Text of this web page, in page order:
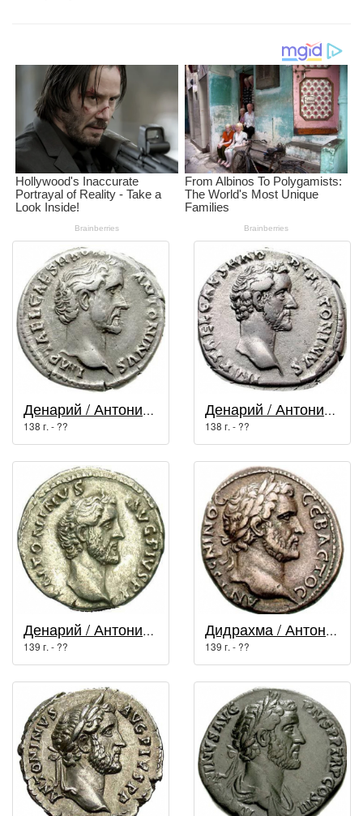
Денарий / Антонин Пий (138 г. - 161 г.)
138 г. - ??
Денарий / Антонин Пий (138 г. - 161 г.)
138 г. - ??
Денарий / Антонин Пий (138 г. - 161 г.)
139 г. - ??
Дидрахма / Антонин Пий (138 г. - 161 г.)
139 г. - ??